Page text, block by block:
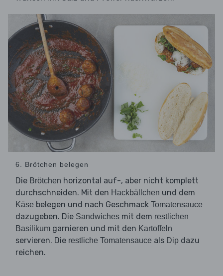
6. Brötchen belegen
Die Brötchen horizontal auf-, aber nicht komplett
durchschneiden. Mit den Hackbällchen und dem
Käse belegen und nach Geschmack Tomatensauce
dazugeben. Die Sandwiches mit dem restlichen
Basilikum garnieren und mit den Kartoffeln
servieren. Die restliche Tomatensauce als Dip dazu
reichen.